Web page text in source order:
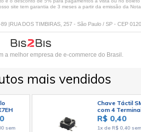
site tem garantia de 3 meses a partir da emissão da Nota
|RUA DOS TIMBIRAS, 257 - São Paulo / SP - CEP
a melhor empresa de e-commerce do Brasil.
mais vendidos
sem
Chave Táctil
com 4
6x6x4,3mm
KFC-A06
R$ 0,40
1x de R$ 0,40